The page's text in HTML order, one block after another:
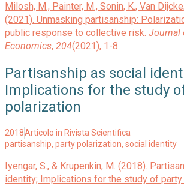
Milosh, M., Painter, M., Sonin, K., Van
(2021). Unmasking partisanship:
public response to collective risk. Journal
Economics, 204(2021), 1-8.
Partisanship as social
Implications for the study
polarization
2018Articolo in Rivista Scientifica
partisanship, party polarization, social identity
Iyengar, S., & Krupenkin, M. (2018).
identity; Implications for the study of party